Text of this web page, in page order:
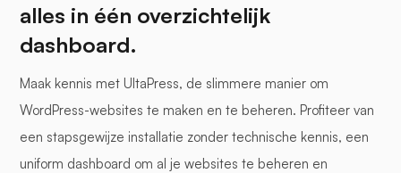
alles in één overzichtelijk
dashboard.
Maak kennis met UltaPress, de slimmere manier om
WordPress-websites te maken en te beheren. Profiteer van
een stapsgewijze installatie zonder technische kennis, een
uniform dashboard om al je websites te beheren en